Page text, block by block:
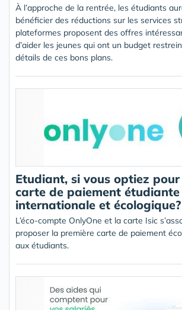
À l’approche de la rentrée, les étudiants
bénéficier des réductions sur les services
plateformes proposent des offres
d’aider les jeunes qui ont un budget
détails de ces bons plans.
Etudiant, si vous optiez
carte de paiement étudiante
internationale et écologique?
L’éco-compte OnlyOne et la carte Isic
proposer la première carte de paiement
aux étudiants.